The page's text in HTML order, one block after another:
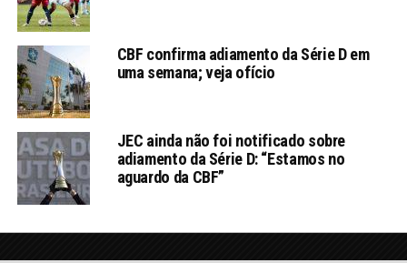
CBF confirma adiamento da Série D em
uma semana; veja ofício
JEC ainda não foi notificado sobre
adiamento da Série D: “Estamos no
aguardo da CBF”